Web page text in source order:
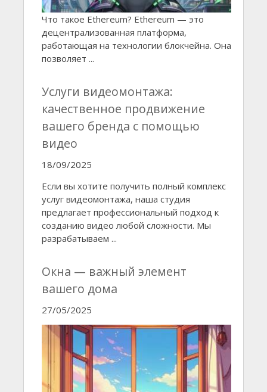
Что такое Ethereum? Ethereum — это
децентрализованная платформа,
работающая на технологии блокчейна. Она
позволяет ...
Услуги видеомонтажа:
качественное продвижение
вашего бренда с помощью
видео
18/09/2025
Если вы хотите получить полный комплекс
услуг видеомонтажа, наша студия
предлагает профессиональный подход к
созданию видео любой сложности. Мы
разрабатываем ...
Окна — важный элемент
вашего дома
27/05/2025